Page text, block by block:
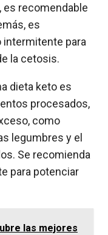
es recomendable
es
intermitente para
la cetosis.
dieta keto es
procesados,
como
legumbres y el
Se recomienda
para potenciar
las mejores